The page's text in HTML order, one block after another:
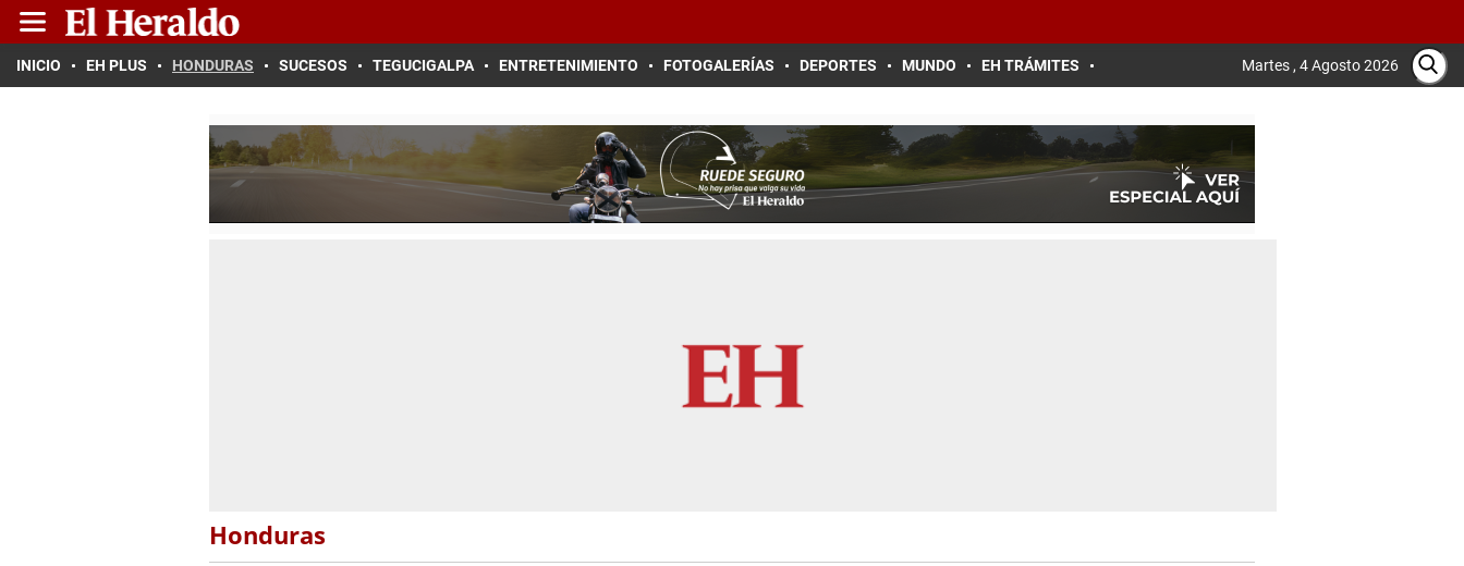
INICIO EH PLUS HONDURAS SUCESOS TEGUCIGALPA ENTRETENIMIENTO FOTOGALERÍAS DEPORTES MUNDO EH TRÁMITES Martes , 4 Agosto 2026
Honduras